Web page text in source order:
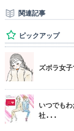
関連記事
ピックアップ
ズボラ女
いつでも
社...